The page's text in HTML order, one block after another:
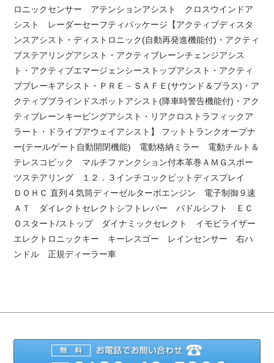
ロニックセンサー アテンションアシスト クロスウインドア
シスト レーダーセーフティパッケージ【アクティブディスタ
ンスアシスト・ディストロニック(自動再発進機能付)・アクティ
ブステアリングアシスト・アクティブレーンチェンジアシス
ト・アクティブエマージェンシーストップアシスト・アクティ
ブブレーキアシスト・ＰＲＥ－ＳＡＦＥ(サウンド＆プラス)・ア
クティブブラインドスポットアシスト(降車時警告機能付)・アク
ティブレーンキーピングアシスト・リアクロストラフィックア
ラート・ドライブアウェイアシスト】 フットトランクオープナ
ー(テールゲート自動開閉機能) 電動格納ミラー 電動チルト＆
テレスコピック マルチファンクション付本革巻ＡＭＧスポー
ツステアリング １２．３インチコックピットディスプレイ
ＤＯＨＣ 直列４気筒ディーゼルターボエンジン 電子制御９速
ＡＴ ダイレクトセレクトシフトレバー パドルシフト ＥＣ
Ｏスタート/ストップ ダイナミックセレクト イモビライザー
エレクトロニックキー キーレスゴー レインセンサー 右ハ
ンドル 正規ディーラー車